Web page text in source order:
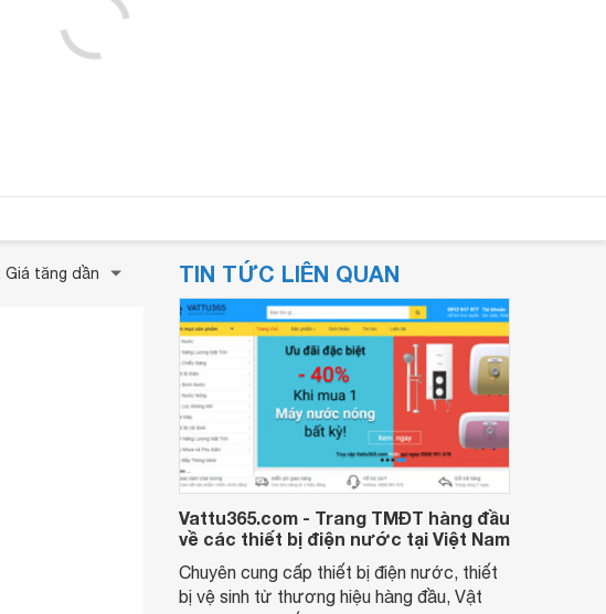
Giá tăng dần TIN TỨC LIÊN QUAN
Vattu365.com - Trang TMĐT hàng đầu
về các thiết bị điện nước tại Việt Nam
Chuyên cung cấp thiết bị điện nước, thiết
bị vệ sinh từ thương hiệu hàng đầu, Vật